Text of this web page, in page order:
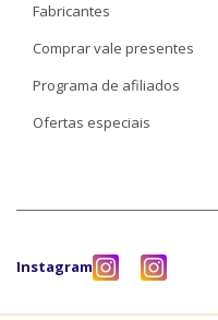
Fabricantes
Comprar vale presentes
Programa de afiliados
Ofertas especiais
Instagram